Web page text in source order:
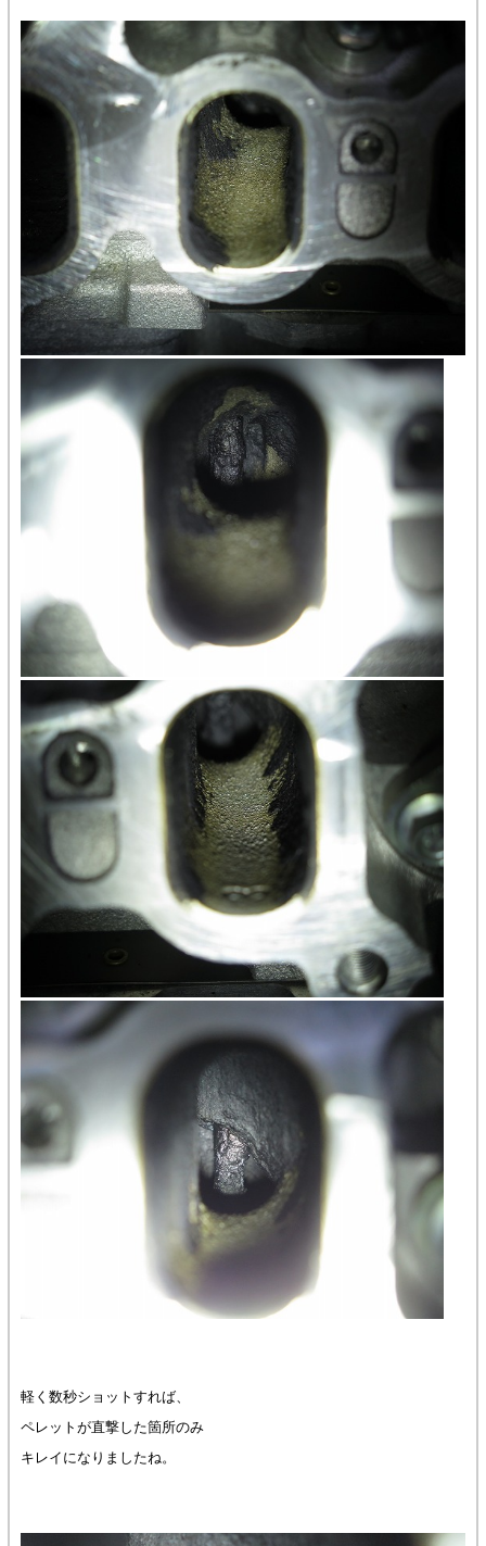
軽く数秒ショットすれば、
ペレットが直撃した箇所のみ
キレイになりましたね。